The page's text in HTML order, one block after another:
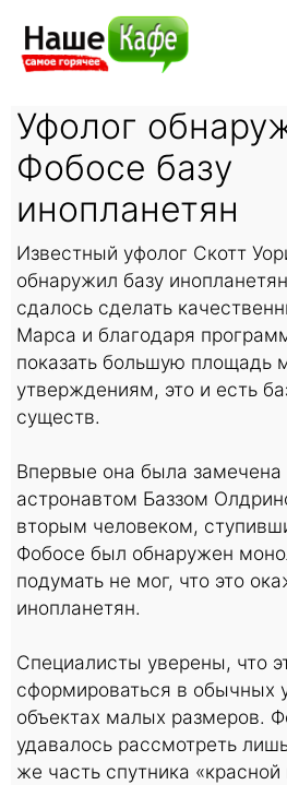
Уфолог
Фобосе базу
инопланетян
Известный уфолог Скотт
обнаружил базу
сдалось сделать
Марса и благодаря
показать большую площадь
утверждениям, это и есть
существ.
Впервые она была
астронавтом Баззом
вторым человеком,
Фобосе был обнаружен
подумать не мог, что это
инопланетян.
Специалисты уверены, что
сформироваться в обычных
объектах малых размеров.
удавалось рассмотреть
же часть спутника